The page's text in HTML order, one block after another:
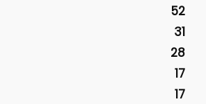
52
31
28
17
17